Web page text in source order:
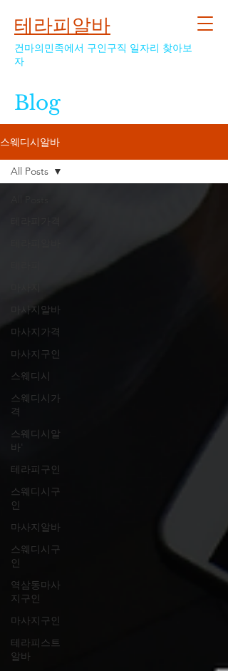
테라피알바
건마의민족에서 구인구직 일자리 찾아보
자
Blog
스웨디시알바
마사지알바
마사지가격
마사지구인
스웨디시
스웨디시가
격
스웨디시알
바'
테라피구인
스웨디시구
인
마사지알바
스웨디시구
인
역삼동마사
지구인
마사지구인
테라피스트
알바
All Posts